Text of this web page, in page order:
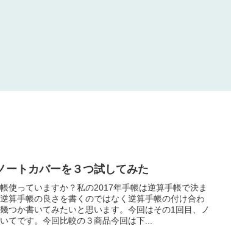
ートカバーを３つ試してみた
使っていますか？私の2017年手帳は逆算手帳で決ま
算手帳の良さを書くのではなく逆算手帳の付け合わ
つか書いてみたいと思います。今回はその1回目、ノ
てです。今回比較の３商品今回は下...